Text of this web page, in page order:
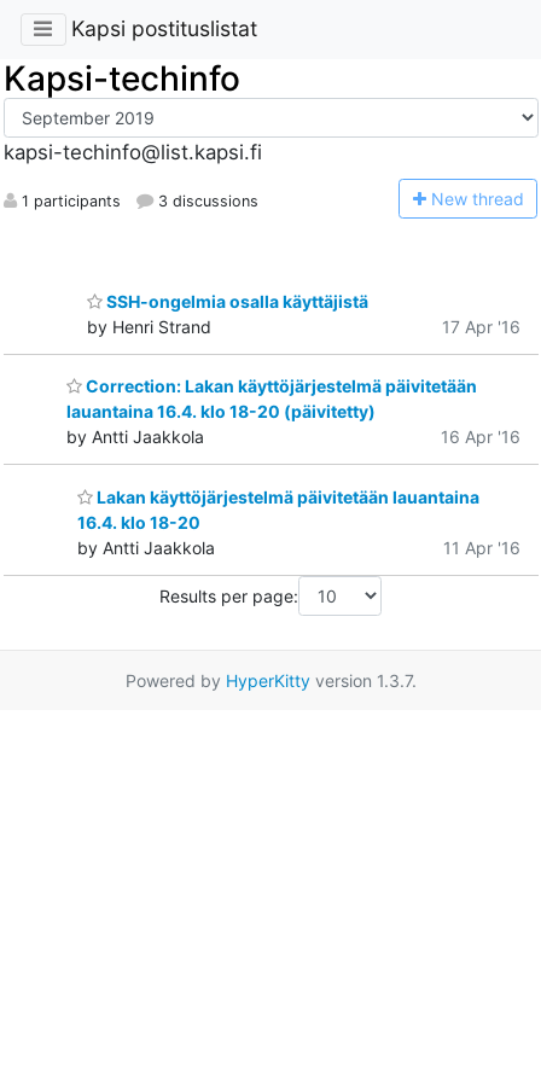
Kapsi postituslistat
Kapsi-techinfo
kapsi-techinfo@list.kapsi.fi
1 participants 3 discussions New thread
SSH-ongelmia osalla käyttäjistä
by Henri Strand
17 Apr '16
Correction: Lakan käyttöjärjestelmä päivitetään
lauantaina 16.4. klo 18-20 (päivitetty)
by Antti Jaakkola
16 Apr '16
Lakan käyttöjärjestelmä päivitetään lauantaina
16.4. klo 18-20
by Antti Jaakkola
11 Apr '16
Results per page:
Powered by HyperKittyversion 1.3.7.